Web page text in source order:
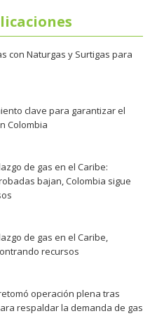
con Naturgas y Surtigas para
clave para garantizar el
Colombia
de gas en el Caribe:
bajan, Colombia sigue
de gas en el Caribe,
recursos
operación plena tras
respaldar la demanda de gas